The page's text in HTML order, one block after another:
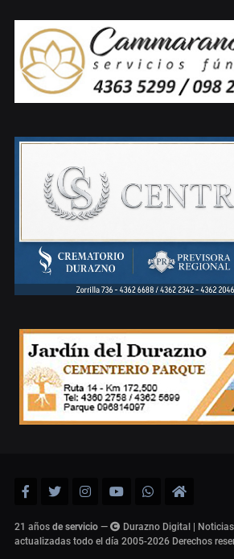
21 años de servicio —
Durazno Digital |
actualizadas todo el día 2005-2026 Derechos